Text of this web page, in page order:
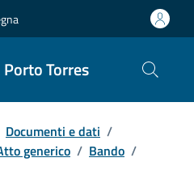
Torres
Documenti e dati /
generico / Bando /